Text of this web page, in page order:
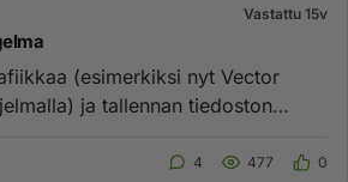
Vastattu 15v
(esimerkiksi nyt Vector
ja tallennan tiedoston
4 477 0